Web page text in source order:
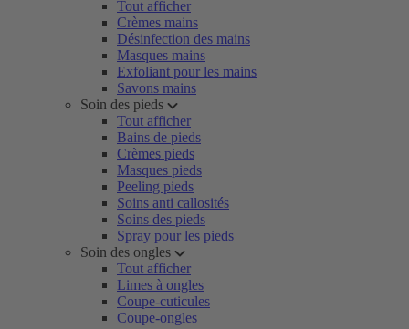
Tout afficher
Crèmes mains
Désinfection des mains
Masques mains
Exfoliant pour les mains
Savons mains
Soin des pieds
Tout afficher
Bains de pieds
Crèmes pieds
Masques pieds
Peeling pieds
Soins anti callosités
Soins des pieds
Spray pour les pieds
Soin des ongles
Tout afficher
Limes à ongles
Coupe-cuticules
Coupe-ongles